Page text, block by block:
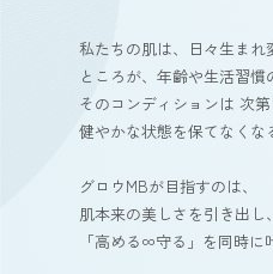
私たちの肌は、日々生まれ
ところが、年齢や生活習慣
そのコンディションは 次第
健やかな状態を保てなくな
グロウMBが目指すのは、
肌本来の美しさを引き出し、
「高める∞守る」を同時に